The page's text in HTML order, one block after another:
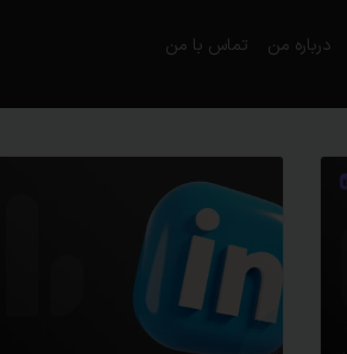
درباره من تماس با من